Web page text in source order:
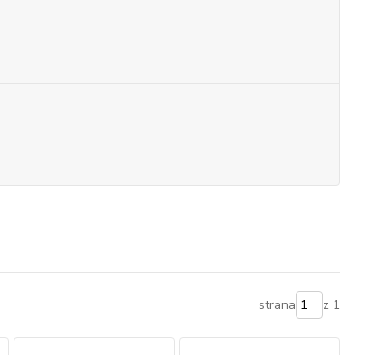
strana z 1